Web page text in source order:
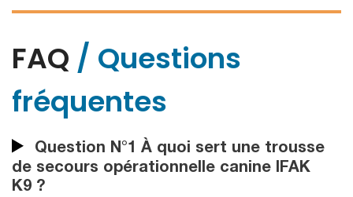
FAQ / Questions
fréquentes
Question N°1 À quoi sert une trousse
de secours opérationnelle canine IFAK
K9 ?